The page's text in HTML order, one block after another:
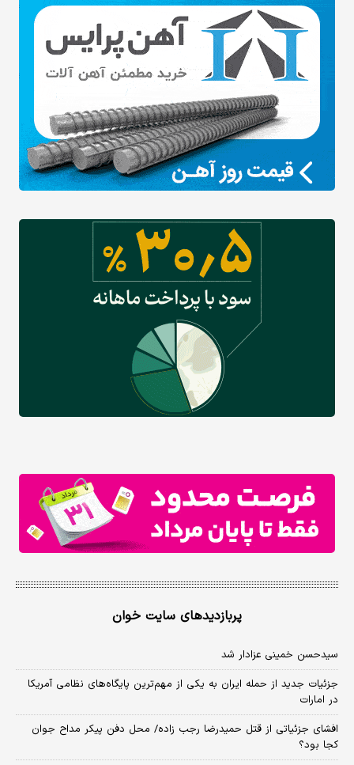
پربازدیدهای سایت خوان
سیدحسن خمینی عزادار شد
جزئیات جدید از حمله ایران به یکی از مهم‌ترین پایگاه‌های نظامی آمریکا
در امارات
افشای جزئیاتی از قتل حمیدرضا رجب زاده/ محل دفن پیکر مداح جوان
کجا بود؟